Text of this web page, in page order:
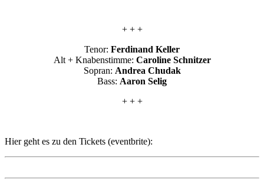
+ + +
Tenor: Ferdinand Keller
Alt + Knabenstimme: Caroline Schnitzer
Sopran: Andrea Chudak
Bass: Aaron Selig
+ + +
Hier geht es zu den Tickets (eventbrite):